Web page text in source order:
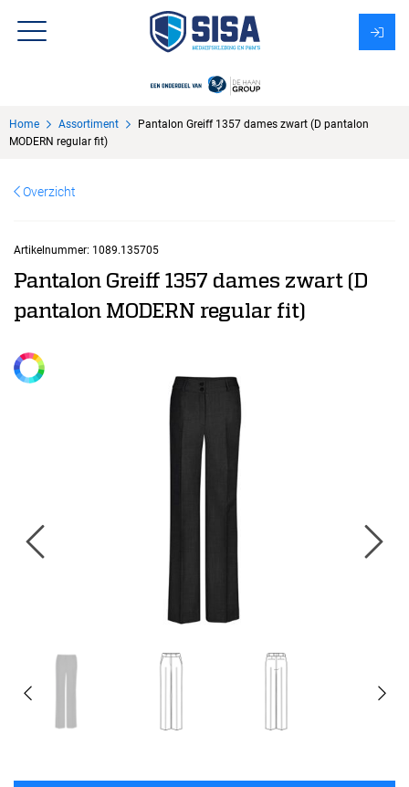
Over Sisa
Home Assortiment
Pantalon Greiff 1357 dames zwart (D pantalon
MODERN regular fit)
Overzicht
Artikelnummer: 1089.135705
Pantalon Greiff 1357 dames zwart (D
pantalon MODERN regular fit)